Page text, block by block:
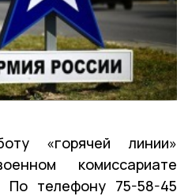
«горячей линии»
комиссариате
По телефону 75-58-45